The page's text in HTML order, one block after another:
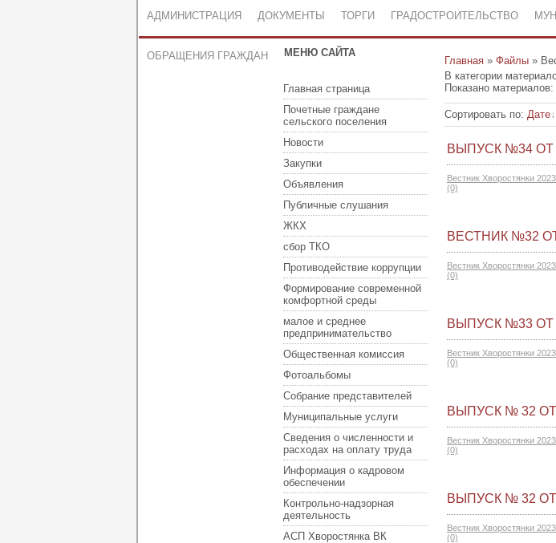
АДМИНИСТРАЦИЯ ДОКУМЕНТЫ ТОРГИ ГРАДОСТРОИТЕЛЬСТВО
ОБРАЩЕНИЯ ГРАЖДАН МЕНЮ САЙТА
Главная страница
Почетные граждане
сельского поселения
Новости
Закупки
Объявления
Публичные слушания
ЖКХ
сбор ТКО
Противодействие коррупции
Формирование современной
комфортной среды
малое и среднее
предпринимательство
Общественная комиссия
Фотоальбомы
Собрание представителей
Муниципальные услуги
Сведения о численности и
расходах на оплату труда
Информация о кадровом
обеспечении
Контрольно-надзорная
деятельность
АСП Хворостянка ВК
Главная » Файлы »
В категории
Показано материалов:
Сортировать по: Дате
ВЫПУСК №34 ОТ
Вестник Хворостянки 2023
(0)
ВЕСТНИК №32 ОТ
Вестник Хворостянки 2023
(0)
ВЫПУСК №33 ОТ
Вестник Хворостянки 2023
(0)
ВЫПУСК № 32 ОТ
Вестник Хворостянки 2023
(0)
ВЫПУСК № 32 ОТ
Вестник Хворостянки 2023
(0)